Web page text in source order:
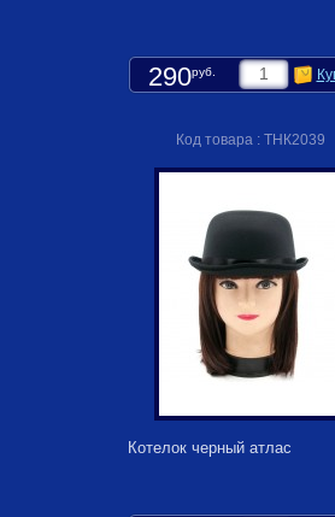
290руб.
Код товара : ТНК2039
Котелок черный атлас